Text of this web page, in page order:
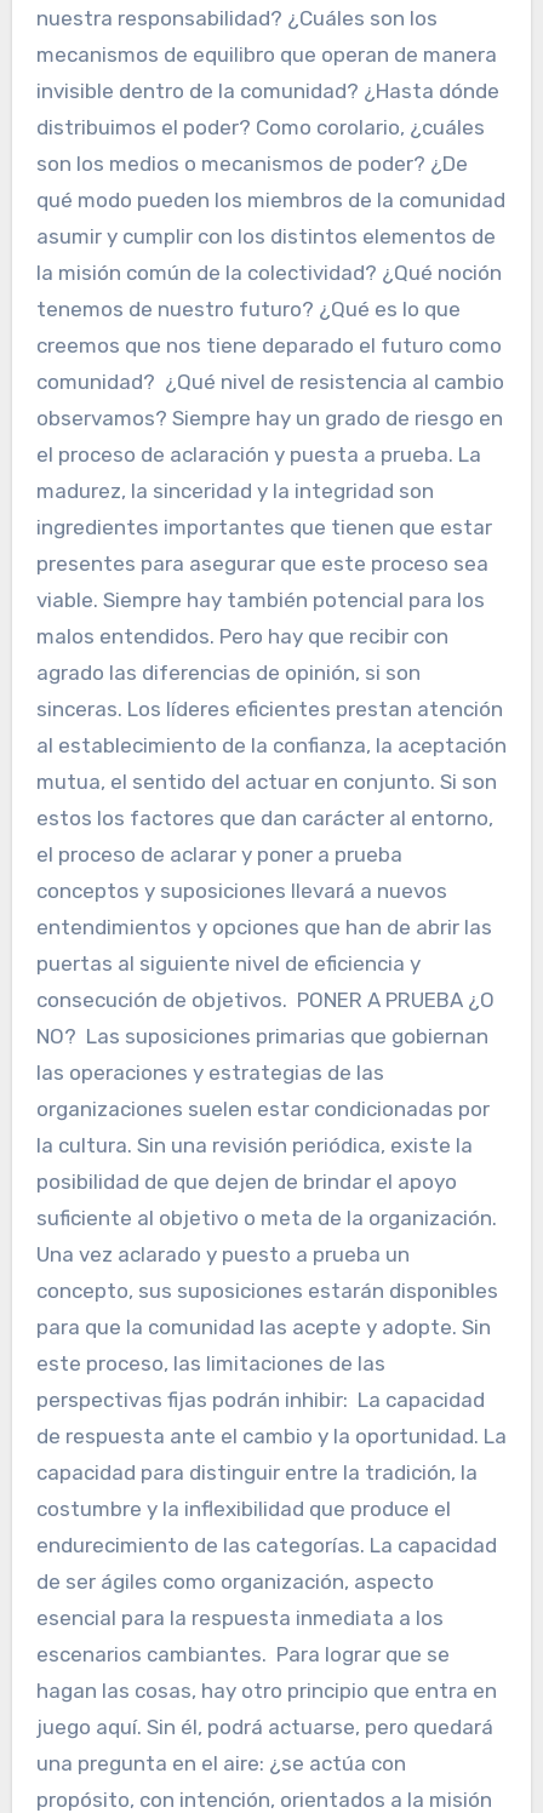
nuestra responsabilidad? ¿Cuáles son los
mecanismos de equilibro que operan de manera
invisible dentro de la comunidad? ¿Hasta dónde
distribuimos el poder? Como corolario, ¿cuáles
son los medios o mecanismos de poder? ¿De
qué modo pueden los miembros de la comunidad
asumir y cumplir con los distintos elementos de
la misión común de la colectividad? ¿Qué noción
tenemos de nuestro futuro? ¿Qué es lo que
creemos que nos tiene deparado el futuro como
comunidad? ¿Qué nivel de resistencia al cambio
observamos? Siempre hay un grado de riesgo en
el proceso de aclaración y puesta a prueba. La
madurez, la sinceridad y la integridad son
ingredientes importantes que tienen que estar
presentes para asegurar que este proceso sea
viable. Siempre hay también potencial para los
malos entendidos. Pero hay que recibir con
agrado las diferencias de opinión, si son
sinceras. Los líderes eficientes prestan atención
al establecimiento de la confianza, la aceptación
mutua, el sentido del actuar en conjunto. Si son
estos los factores que dan carácter al entorno,
el proceso de aclarar y poner a prueba
conceptos y suposiciones llevará a nuevos
entendimientos y opciones que han de abrir las
puertas al siguiente nivel de eficiencia y
consecución de objetivos. PONER A PRUEBA ¿O
NO? Las suposiciones primarias que gobiernan
las operaciones y estrategias de las
organizaciones suelen estar condicionadas por
la cultura. Sin una revisión periódica, existe la
posibilidad de que dejen de brindar el apoyo
suficiente al objetivo o meta de la organización.
Una vez aclarado y puesto a prueba un
concepto, sus suposiciones estarán disponibles
para que la comunidad las acepte y adopte. Sin
este proceso, las limitaciones de las
perspectivas fijas podrán inhibir: La capacidad
de respuesta ante el cambio y la oportunidad. La
capacidad para distinguir entre la tradición, la
costumbre y la inflexibilidad que produce el
endurecimiento de las categorías. La capacidad
de ser ágiles como organización, aspecto
esencial para la respuesta inmediata a los
escenarios cambiantes. Para lograr que se
hagan las cosas, hay otro principio que entra en
juego aquí. Sin él, podrá actuarse, pero quedará
una pregunta en el aire: ¿se actúa con
propósito, con intención, orientados a la misión